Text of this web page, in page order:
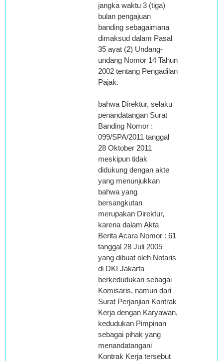
jangka waktu 3 (tiga)
bulan pengajuan
banding sebagaimana
dimaksud dalam Pasal
35 ayat (2) Undang-
undang Nomor 14 Tahun
2002 tentang Pengadilan
Pajak.
bahwa Direktur, selaku
penandatangan Surat
Banding Nomor :
099/SPA/2011 tanggal
28 Oktober 2011
meskipun tidak
didukung dengan akte
yang menunjukkan
bahwa yang
bersangkutan
merupakan Direktur,
karena dalam Akta
Berita Acara Nomor : 61
tanggal 28 Juli 2005
yang dibuat oleh Notaris
di DKI Jakarta
berkedudukan sebagai
Komisaris, namun dari
Surat Perjanjian Kontrak
Kerja dengan Karyawan,
kedudukan Pimpinan
sebagai pihak yang
menandatangani
Kontrak Kerja tersebut